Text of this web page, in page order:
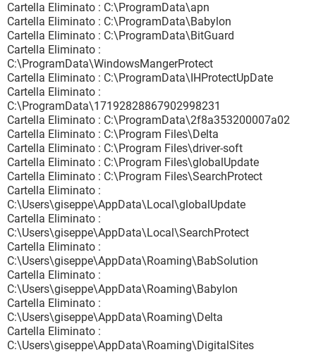
Cartella Eliminato : C:\ProgramData\apn
Cartella Eliminato : C:\ProgramData\Babylon
Cartella Eliminato : C:\ProgramData\BitGuard
Cartella Eliminato :
C:\ProgramData\WindowsMangerProtect
Cartella Eliminato : C:\ProgramData\IHProtectUpDate
Cartella Eliminato :
C:\ProgramData\17192828867902998231
Cartella Eliminato : C:\ProgramData\2f8a353200007a02
Cartella Eliminato : C:\Program Files\Delta
Cartella Eliminato : C:\Program Files\driver-soft
Cartella Eliminato : C:\Program Files\globalUpdate
Cartella Eliminato : C:\Program Files\SearchProtect
Cartella Eliminato :
C:\Users\giseppe\AppData\Local\globalUpdate
Cartella Eliminato :
C:\Users\giseppe\AppData\Local\SearchProtect
Cartella Eliminato :
C:\Users\giseppe\AppData\Roaming\BabSolution
Cartella Eliminato :
C:\Users\giseppe\AppData\Roaming\Babylon
Cartella Eliminato :
C:\Users\giseppe\AppData\Roaming\Delta
Cartella Eliminato :
C:\Users\giseppe\AppData\Roaming\DigitalSites